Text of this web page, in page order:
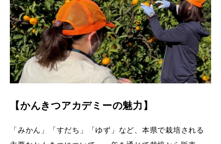
【かんきつアカデミーの魅力】
「みかん」「すだち」「ゆず」など、本県で栽培される